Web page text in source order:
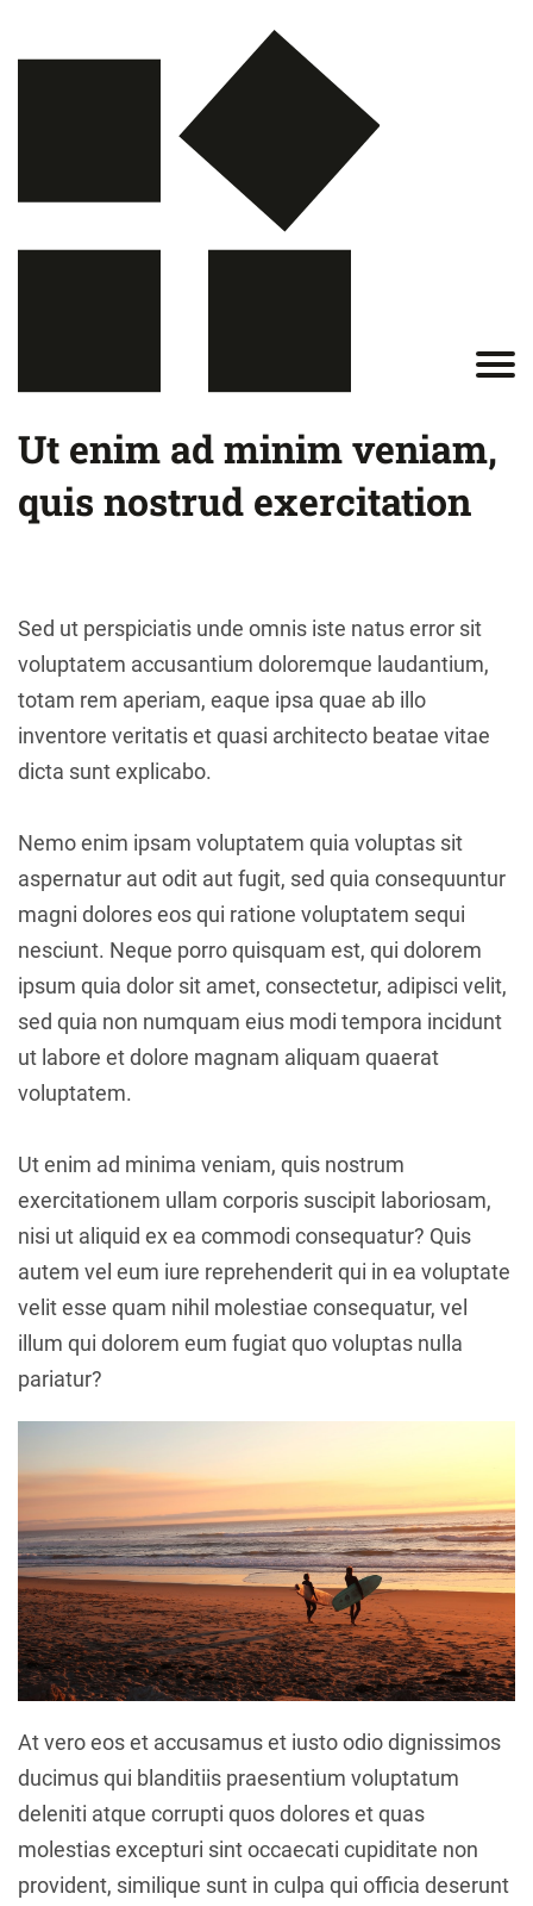
Ut enim ad minim veniam,
quis nostrud exercitation
Sed ut perspiciatis unde omnis iste natus error sit
voluptatem accusantium doloremque laudantium,
totam rem aperiam, eaque ipsa quae ab illo
inventore veritatis et quasi architecto beatae vitae
dicta sunt explicabo.
Nemo enim ipsam voluptatem quia voluptas sit
aspernatur aut odit aut fugit, sed quia consequuntur
magni dolores eos qui ratione voluptatem sequi
nesciunt. Neque porro quisquam est, qui dolorem
ipsum quia dolor sit amet, consectetur, adipisci velit,
sed quia non numquam eius modi tempora incidunt
ut labore et dolore magnam aliquam quaerat
voluptatem.
Ut enim ad minima veniam, quis nostrum
exercitationem ullam corporis suscipit laboriosam,
nisi ut aliquid ex ea commodi consequatur? Quis
autem vel eum iure reprehenderit qui in ea voluptate
velit esse quam nihil molestiae consequatur, vel
illum qui dolorem eum fugiat quo voluptas nulla
pariatur?
At vero eos et accusamus et iusto odio dignissimos
ducimus qui blanditiis praesentium voluptatum
deleniti atque corrupti quos dolores et quas
molestias excepturi sint occaecati cupiditate non
provident, similique sunt in culpa qui officia deserunt